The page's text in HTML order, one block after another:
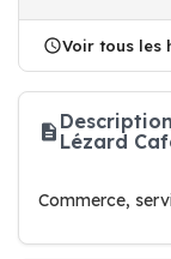
Voir tous les
Lézard
Commerce,